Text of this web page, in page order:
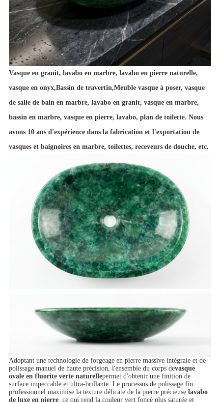
Vasque en granit, lavabo en marbre, lavabo en pierre naturelle,
vasque en onyx,Bassin de travertin,Meuble vasque à poser, vasque
de salle de bain en marbre, lavabo en granit, vasque en marbre,
bassin en marbre, vasque en pierre, lavabo, plan de toilette. Nous
avons 10 ans d'expérience dans la fabrication et l'exportation de
vasques et baignoires en marbre, toilettes, receveurs de douche, etc.
Adoptant une technologie de forgeage en pierre massive intégrale et de
polissage manuel de haute précision, l'ensemble du corps devasque
ovale en fluorite verte naturellepermet d'obtenir une finition de
surface impeccable et ultra-brillante. Le processus de polissage fin
professionnel maximise la texture délicate de la pierre précieuse. lavabo
de luxe en pierre, ce qui rend la couleur vert foncé plus saturée et